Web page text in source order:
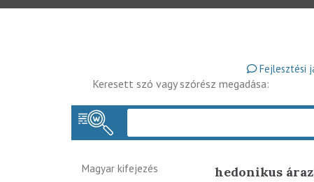
Fejlesztési
Keresett szó vagy szórész megadása:
Magyar kifejezés hedonikus